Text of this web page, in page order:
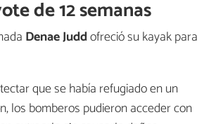
de 12 semanas
Denae Juddofreció su kayak para
que se había refugiado en un
los bomberos pudieron acceder con